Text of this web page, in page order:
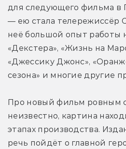
для следующего фильма в
— ею стала телережиссёр
неё большой опыт работы
«Декстера», «Жизнь на
«Джессику Джонс»,
сезона» и многие другие
Про новый фильм ровным
неизвестно, картина
этапах производства.
речь пойдёт о главной